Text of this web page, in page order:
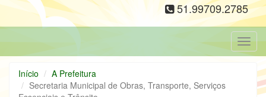
51.99709.2785
Início
A Prefeitura
Secretaria Municipal de Obras, Transporte, Serviços